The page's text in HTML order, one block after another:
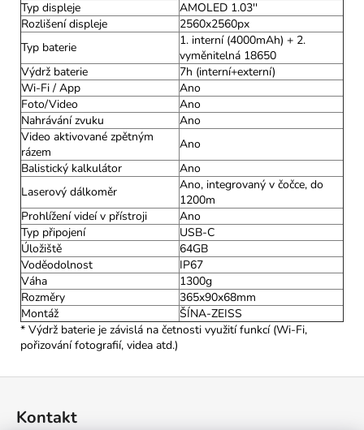
Typ displeje
AMOLED 1.03''
Rozlišení displeje
2560x2560px
Typ baterie
1. interní (4000mAh) + 2.
vyměnitelná 18650
Výdrž baterie
7h (interní+externí)
Wi-Fi / App
Ano
Foto/Video
Ano
Nahrávání zvuku
Ano
Video aktivované zpětným
rázem
Ano
Balistický kalkulátor
Ano
Laserový dálkoměr
Ano, integrovaný v čočce, do
1200m
Prohlížení videí v přístroji
Ano
Typ připojení
USB-C
Úložiště
64GB
Voděodolnost
IP67
Váha
1300g
Rozměry
365x90x68mm
Montáž
ŠÍNA-ZEISS
* Výdrž baterie je závislá na četnosti využití funkcí (Wi-Fi,
pořizování fotografií, videa atd.)
Kontakt